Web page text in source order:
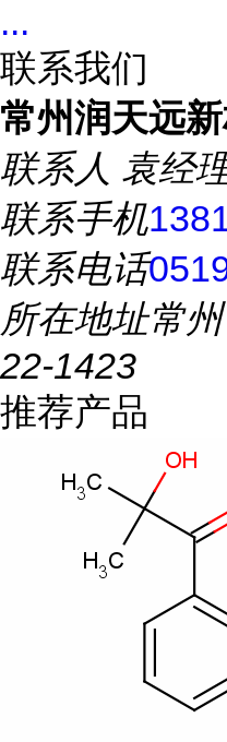
...
联系我们
常州润天远
联系人 袁经
联系手机
联系电话
所在地址常
22-1423
推荐产品